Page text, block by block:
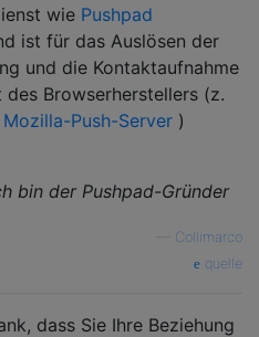
wie Pushpad
ist für das Auslösen der
und die Kontaktaufnahme
Browserherstellers (z.
Mozilla-Push-Server )
bin der Pushpad-Gründer
Collimarco
quelle
dass Sie Ihre Beziehung